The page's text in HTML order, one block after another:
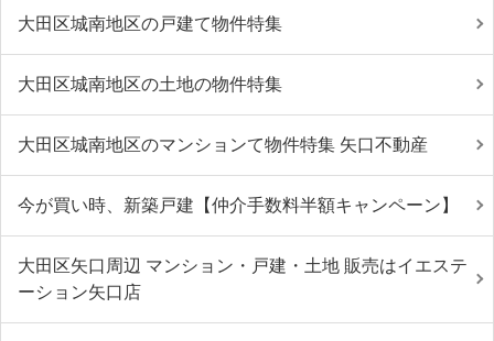
大田区城南地区の戸建て物件特集
大田区城南地区の土地の物件特集
大田区城南地区のマンションて物件特集 矢口不動産
今が買い時、新築戸建【仲介手数料半額キャンペーン】
大田区矢口周辺 マンション・戸建・土地 販売はイエステ
ーション矢口店